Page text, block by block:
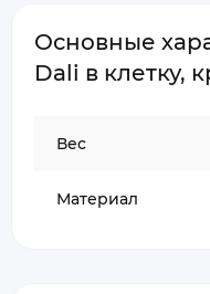
Основные
Dali в клетку,
Вес
Материал